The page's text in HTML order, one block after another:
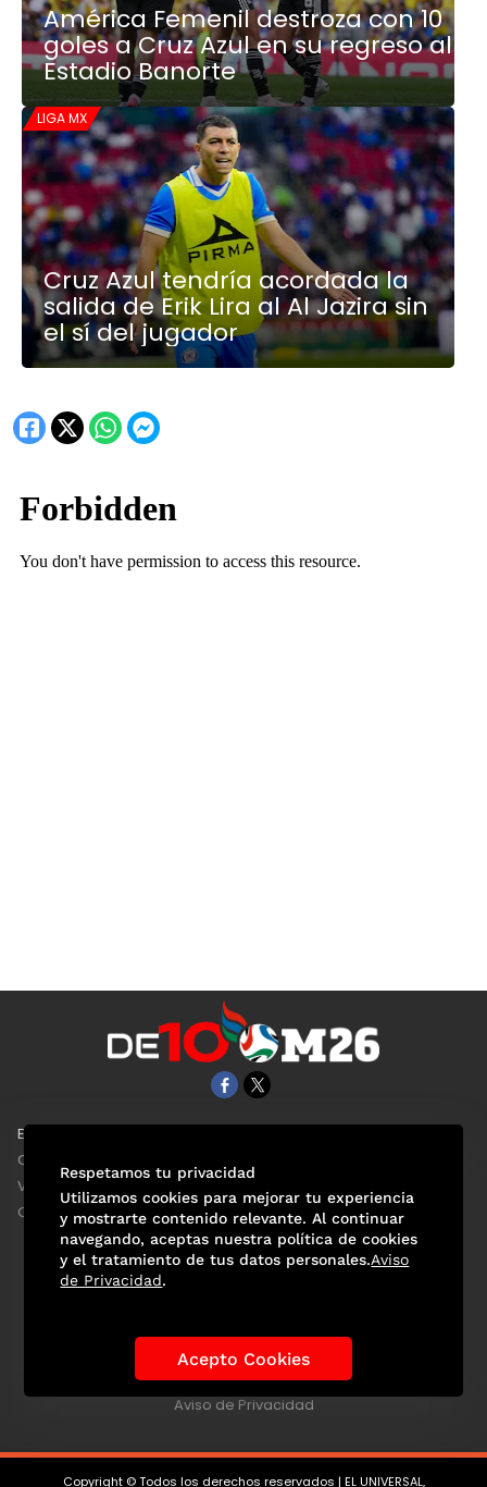
América Femenil destroza con 10
goles a Cruz Azul en su regreso al
Estadio Banorte
LIGA MX
Cruz Azul tendría acordada la
salida de Erik Lira al Al Jazira sin
el sí del jugador
EL UNIVERSAL
Clase
ViveUSA
Confabulario
Historia de los Mundiales Lo viral Anécdotas Mundialistas
Las Figuras Tendencias Directorio
Aviso de Privacidad
Copyright © Todos los derechos reservados | EL UNIVERSAL,
Respetamos tu privacidad
Utilizamos cookies para mejorar tu experiencia
y mostrarte contenido relevante. Al continuar
navegando, aceptas nuestra política de cookies
y el tratamiento de tus datos personales.Aviso
de Privacidad.
Acepto Cookies